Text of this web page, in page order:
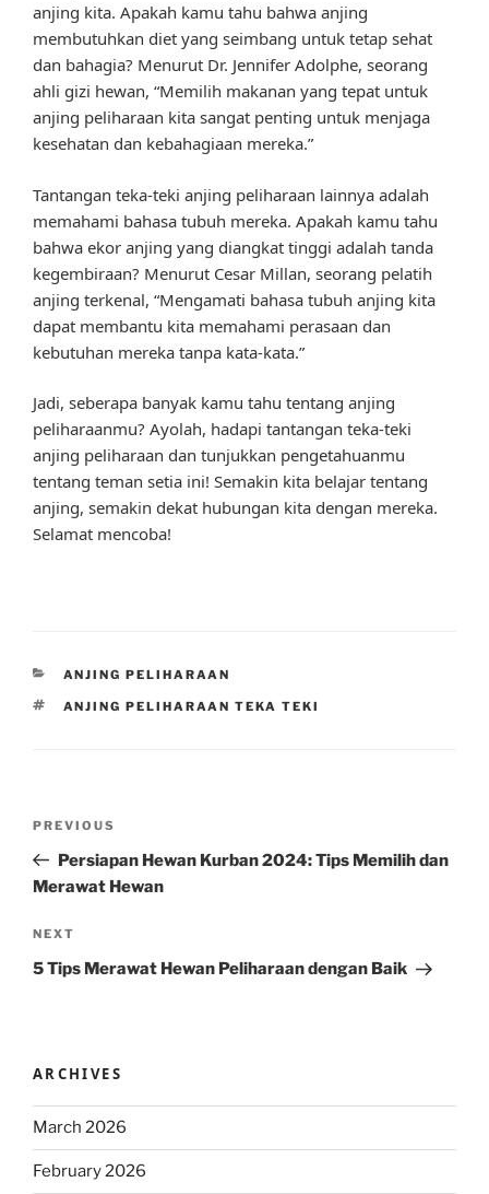
anjing kita. Apakah kamu tahu bahwa anjing
membutuhkan diet yang seimbang untuk tetap sehat
dan bahagia? Menurut Dr. Jennifer Adolphe, seorang
ahli gizi hewan, “Memilih makanan yang tepat untuk
anjing peliharaan kita sangat penting untuk menjaga
kesehatan dan kebahagiaan mereka.”
Tantangan teka-teki anjing peliharaan lainnya adalah
memahami bahasa tubuh mereka. Apakah kamu tahu
bahwa ekor anjing yang diangkat tinggi adalah tanda
kegembiraan? Menurut Cesar Millan, seorang pelatih
anjing terkenal, “Mengamati bahasa tubuh anjing kita
dapat membantu kita memahami perasaan dan
kebutuhan mereka tanpa kata-kata.”
Jadi, seberapa banyak kamu tahu tentang anjing
peliharaanmu? Ayolah, hadapi tantangan teka-teki
anjing peliharaan dan tunjukkan pengetahuanmu
tentang teman setia ini! Semakin kita belajar tentang
anjing, semakin dekat hubungan kita dengan mereka.
Selamat mencoba!
CATEGORIES
ANJING PELIHARAAN
TAGS
ANJING PELIHARAAN TEKA TEKI
Previous
Post
PREVIOUS
Persiapan Hewan Kurban 2024: Tips Memilih dan
Merawat Hewan
Next
Post
NEXT
5 Tips Merawat Hewan Peliharaan dengan Baik
ARCHIVES
March 2026
February 2026